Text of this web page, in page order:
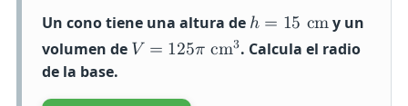
Un cono tiene una altura de ℎ = 15 cmy un
volumen de 𝑉 = 125𝜋 cm3. Calcula el radio
de la base.